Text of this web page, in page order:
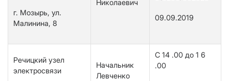
г. Мозырь, ул.
Малинина, 8
Николаевич
09.09.2019
Речицкий узел
электросвязи
Начальник
Левченко
С 14 .00 до 1 6
.00